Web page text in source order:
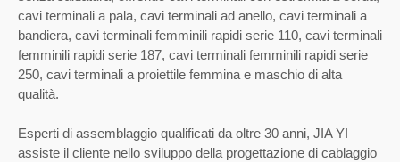
cavi terminali a pala, cavi terminali ad anello, cavi terminali a
bandiera, cavi terminali femminili rapidi serie 110, cavi terminali
femminili rapidi serie 187, cavi terminali femminili rapidi serie
250, cavi terminali a proiettile femmina e maschio di alta
qualità.
Esperti di assemblaggio qualificati da oltre 30 anni, JIA YI
assiste il cliente nello sviluppo della progettazione di cablaggio